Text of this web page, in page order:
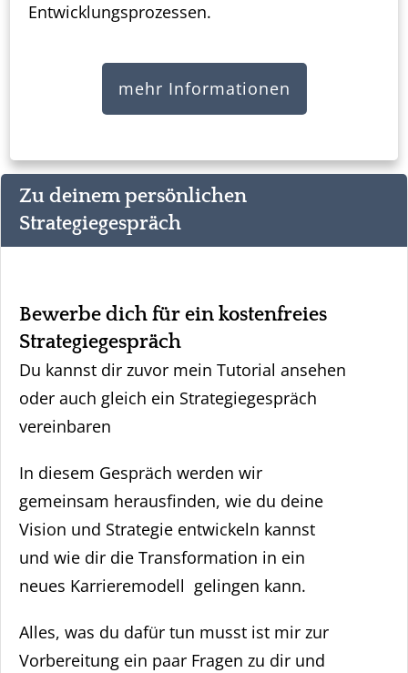
Entwicklungsprozessen.
mehr Informationen
Zu deinem persönlichen
Strategiegespräch
Bewerbe dich für ein kostenfreies
Strategiegespräch
Du kannst dir zuvor mein Tutorial ansehen
oder auch gleich ein Strategiegespräch
vereinbaren
In diesem Gespräch werden wir
gemeinsam herausfinden, wie du deine
Vision und Strategie entwickeln kannst
und wie dir die Transformation in ein
neues Karrieremodell gelingen kann.
Alles, was du dafür tun musst ist mir zur
Vorbereitung ein paar Fragen zu dir und